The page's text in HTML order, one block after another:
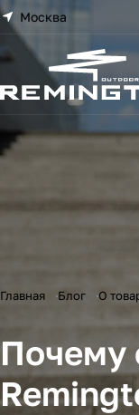
Москва
Главная Блог О
Почему